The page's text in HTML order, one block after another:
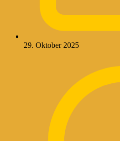
29. Oktober 2025